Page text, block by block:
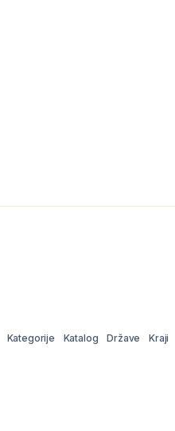
Kategorije Katalog Države Kraji